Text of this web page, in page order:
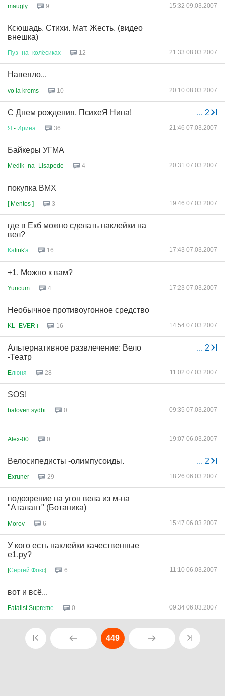
maugly 9 15:32 09.03.2007
Ксюшадь. Стихи. Мат. Жесть. (видео
внешка)
Пуз на колёсиках 12 21:33 08.03.2007
Навеяло...
vo la kroms 10 20:10 08.03.2007
... 2
С Днем рождения, ПсихеЯ Нина!
Я - Ирина 36 21:46 07.03.2007
Байкеры УГМА
Medik_na_Lisapede 4 20:31 07.03.2007
покупка BMX
[ Mentos ] 3 19:46 07.03.2007
где в Екб можно сделать наклейки на
вел?
Каlink'а 16 17:43 07.03.2007
+1. Можно к вам?
Yuricum 4 17:23 07.03.2007
Необычное противоугонное средство
KL_EVER ї 16 14:54 07.03.2007
... 2
Альтернативное развлечение: Вело
-Театр
Eлюня 28 11:02 07.03.2007
SOS!
baloven sydbi 0 09:35 07.03.2007
Alex-00 0 19:07 06.03.2007
... 2
Велосипедисты -олимпусоиды.
Exruner 29 18:26 06.03.2007
подозрение на угон вела из м-на
"Аталант" (Ботаника)
Morov 6 15:47 06.03.2007
У кого есть наклейки качественные
е1.ру?
[Сергей Фокс] 6 11:10 06.03.2007
вот и всё...
Fatalist Suprеmе 0 09:34 06.03.2007
449